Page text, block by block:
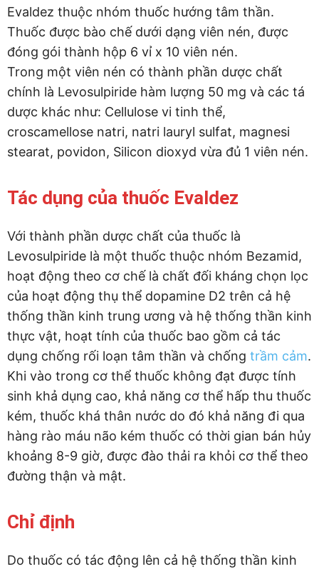
Evaldez thuộc nhóm thuốc hướng tâm thần.
Thuốc được bào chế dưới dạng viên nén, được
đóng gói thành hộp 6 vỉ x 10 viên nén.
Trong một viên nén có thành phần dược chất
chính là Levosulpiride hàm lượng 50 mg và các tá
dược khác như: Cellulose vi tinh thể,
croscamellose natri, natri lauryl sulfat, magnesi
stearat, povidon, Silicon dioxyd vừa đủ 1 viên nén.
Tác dụng của thuốc Evaldez
Với thành phần dược chất của thuốc là
Levosulpiride là một thuốc thuộc nhóm Bezamid,
hoạt động theo cơ chế là chất đối kháng chọn lọc
của hoạt động thụ thể dopamine D2 trên cả hệ
thống thần kinh trung ương và hệ thống thần kinh
thực vật, hoạt tính của thuốc bao gồm cả tác
dụng chống rối loạn tâm thần và chống trầm cảm.
Khi vào trong cơ thể thuốc không đạt được tính
sinh khả dụng cao, khả năng cơ thể hấp thu thuốc
kém, thuốc khá thân nước do đó khả năng đi qua
hàng rào máu não kém thuốc có thời gian bán hủy
khoảng 8-9 giờ, được đào thải ra khỏi cơ thể theo
đường thận và mật.
Chỉ định
Do thuốc có tác động lên cả hệ thống thần kinh